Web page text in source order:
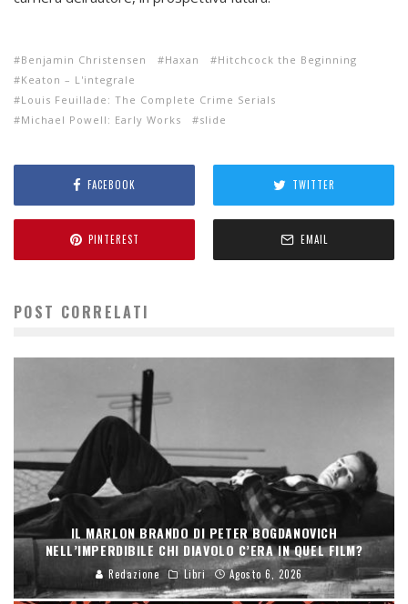
Benjamin Christensen Haxan
Hitchcock the Beginning
Keaton – L'integrale
Louis Feuillade: The Complete Crime Serials
Michael Powell: Early Works
slide
FACEBOOK TWITTER
PINTEREST EMAIL
POST CORRELATI
IL MARLON BRANDO DI PETER BOGDANOVICH
NELL’IMPERDIBILE CHI DIAVOLO C’ERA IN QUEL FILM?
Redazione Libri Agosto 6, 2026